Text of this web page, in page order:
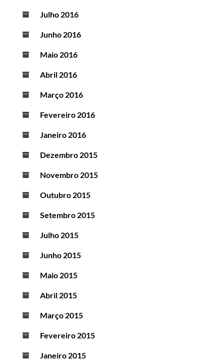
Julho 2016
Junho 2016
Maio 2016
Abril 2016
Março 2016
Fevereiro 2016
Janeiro 2016
Dezembro 2015
Novembro 2015
Outubro 2015
Setembro 2015
Julho 2015
Junho 2015
Maio 2015
Abril 2015
Março 2015
Fevereiro 2015
Janeiro 2015